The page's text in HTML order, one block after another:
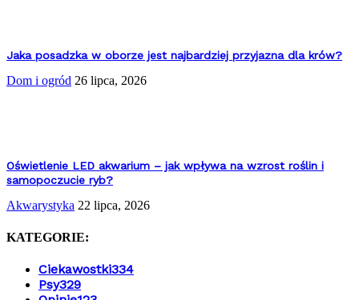
Jaka posadzka w oborze jest najbardziej przyjazna dla krów?
Dom i ogród 26 lipca, 2026
Oświetlenie LED akwarium – jak wpływa na wzrost roślin i
samopoczucie ryb?
Akwarystyka 22 lipca, 2026
KATEGORIE:
Ciekawostki334
Psy329